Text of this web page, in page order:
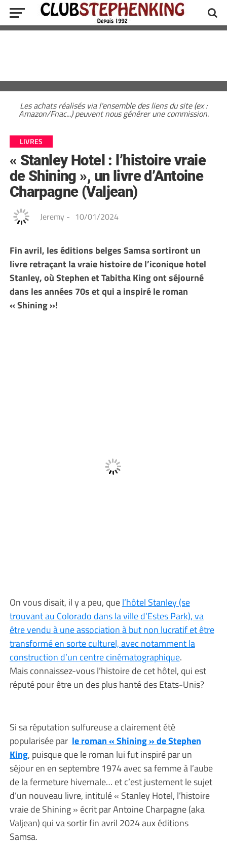
Les achats réalisés via l'ensemble des liens du site (ex :
Amazon/Fnac...) peuvent nous générer une commission.
LIVRES
« Stanley Hotel : l’histoire vraie
de Shining », un livre d’Antoine
Charpagne (Valjean)
Jeremy - 10/01/2024
Fin avril, les éditions belges Samsa sortiront un
livre retraçant la vraie histoire de l’iconique hotel
Stanley, où Stephen et Tabitha King ont séjourné
dans les années 70s et qui a inspiré le roman
« Shining »!
On vous disait, il y a peu, quel’hôtel Stanley (se
trouvant au Colorado dans la ville d’Estes Park), va
être vendu à une association à but non lucratif et être
transformé en sorte culturel, avec notamment la
construction d’un centre cinématographique.
Mais connaissez-vous l’histoire de cet hôtel, qui est
réputé pour être un des plus hanté des Etats-Unis?
Si sa réputation sulfureuse a clairement été
popularisée par le roman « Shining » de Stephen
King, puisque que le roman lui fut inspiré par un
séjour en en septembre 1974 avec sa femme à l’aube
de la fermeture hivernale… et c’est justement le sujet
d’un nouveau livre, intitulé « Stanley Hotel, l’histoire
vraie de Shining » écrit par Antoine Charpagne (aka
Valjean) qui va sortir fin avril 2024 aux éditions
Samsa.